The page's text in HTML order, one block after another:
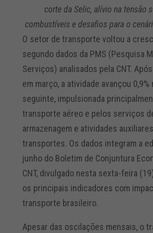
corte da Selic, alívio na tensão
combustíveis e desafios para o
O setor de transporte voltou a
segundo dados da PMS (Pesquisa
Serviços) analisados pela CNT.
em março, a atividade avançou 0,9%
seguinte, impulsionada
transporte aéreo e pelos serviços
armazenagem e atividades
transportes. Os dados integram a
junho do Boletim de Conjuntura
CNT, divulgado nesta sexta-feira
os principais indicadores com
transporte brasileiro.
Apesar das oscilações mensais, o